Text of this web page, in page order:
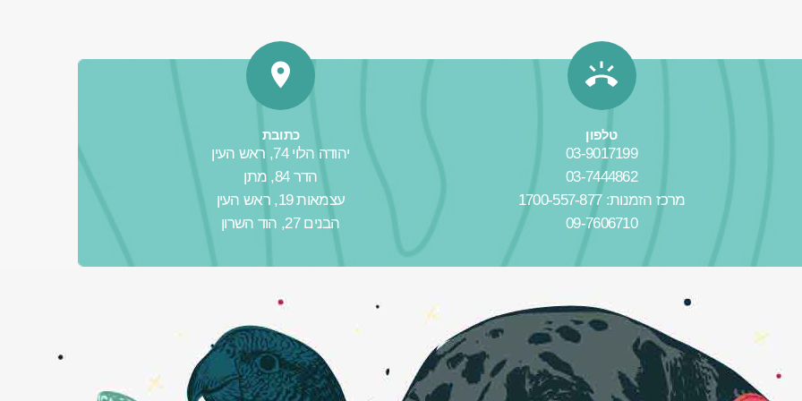
טלפון
03-9017199
03-7444862
מרכז הזמנות: 1700-557-877
09-7606710
כתובת
יהודה הלוי 74, ראש העין
הדר 84, מתן
עצמאות 19, ראש העין
הבנים 27, הוד השרון